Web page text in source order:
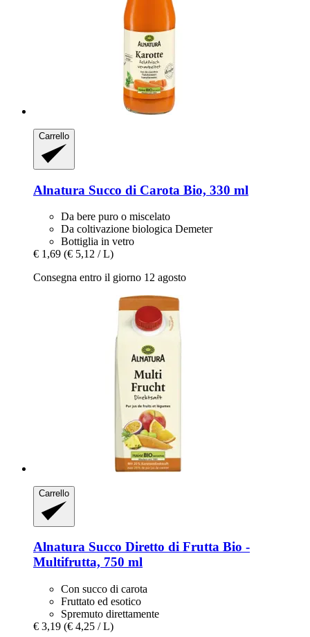
Carrello
Alnatura Succo di Carota Bio, 330 ml
Da bere puro o miscelato
Da coltivazione biologica Demeter
Bottiglia in vetro
€ 1,69 (€ 5,12 / L)
Consegna entro il giorno 12 agosto
Carrello
Alnatura Succo Diretto di Frutta Bio -​
Multifrutta, 750 ml
Con succo di carota
Fruttato ed esotico
Spremuto direttamente
€ 3,19 (€ 4,25 / L)